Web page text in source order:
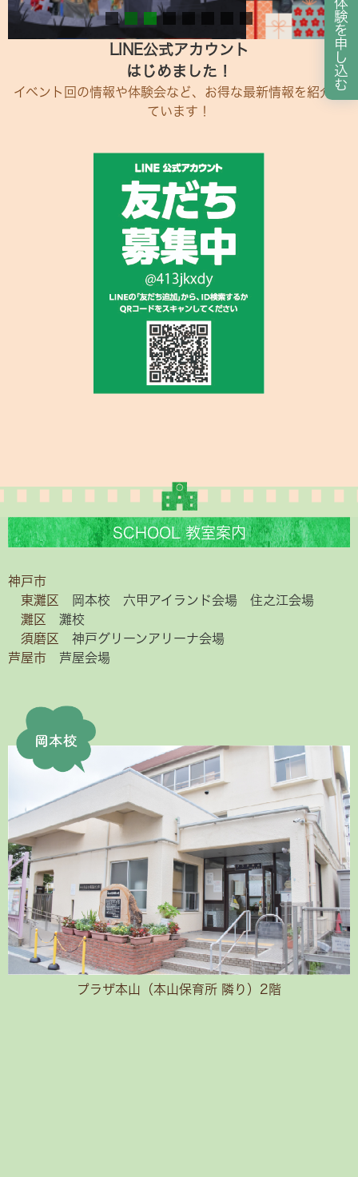
LINE公式アカウント
はじめました！
イベント回の情報や体験会など、お得な最新情報を紹介し
ています！
SCHOOL 教室案内
神戸市
東灘区
岡本校 六甲アイランド会場
住之江会場
灘区 灘校
須磨区 神戸グリーンアリーナ会場
芦屋市 芦屋会場
プラザ本山（本山保育所 隣り）2階
体
験
を
申
し
込
む